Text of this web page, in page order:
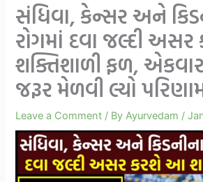
સંધિવા, કેન્સર અને
રોગમાં દવા જલ્દી
શક્તિશાળી ફળ,
જરૂર મેળવી લ્યો
Leave a Comment / ByAyurvedam /